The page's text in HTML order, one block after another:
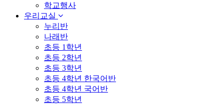
학교행사
우리교실
누리반
나래반
초등 1학년
초등 2학년
초등 3학년
초등 4학년 한국어반
초등 4학년 국어반
초등 5학년